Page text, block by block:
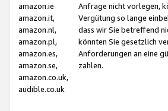
amazon.ie
amazon.it,
amazon.nl,
amazon.pl,
amazon.es,
amazon.se,
amazon.co.uk,
audible.co.uk
Anfrage nicht vorlegen,
Vergütung so lange
dass wir Sie betreffend
könnten Sie gesetzlich
Anforderungen an eine
zahlen.